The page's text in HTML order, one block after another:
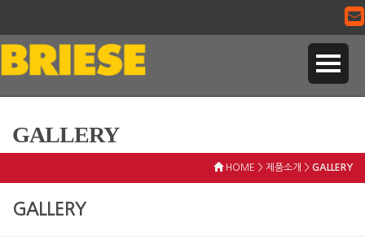
GALLERY
HOME > 제품소개 > GALLERY
GALLERY